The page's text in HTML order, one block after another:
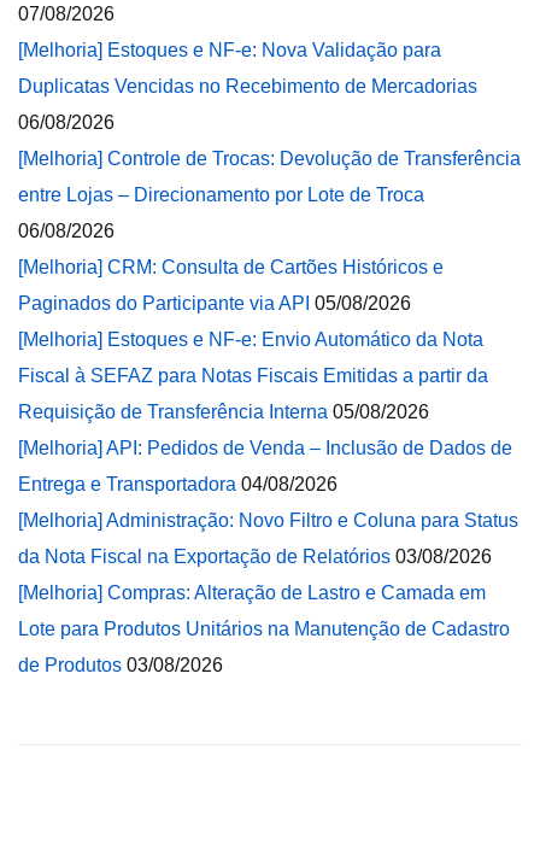
07/08/2026
[Melhoria] Estoques e NF-e: Nova Validação para
Duplicatas Vencidas no Recebimento de Mercadorias
06/08/2026
[Melhoria] Controle de Trocas: Devolução de Transferência
entre Lojas – Direcionamento por Lote de Troca
06/08/2026
[Melhoria] CRM: Consulta de Cartões Históricos e
Paginados do Participante via API 05/08/2026
[Melhoria] Estoques e NF-e: Envio Automático da Nota
Fiscal à SEFAZ para Notas Fiscais Emitidas a partir da
Requisição de Transferência Interna 05/08/2026
[Melhoria] API: Pedidos de Venda – Inclusão de Dados de
Entrega e Transportadora 04/08/2026
[Melhoria] Administração: Novo Filtro e Coluna para Status
da Nota Fiscal na Exportação de Relatórios 03/08/2026
[Melhoria] Compras: Alteração de Lastro e Camada em
Lote para Produtos Unitários na Manutenção de Cadastro
de Produtos 03/08/2026